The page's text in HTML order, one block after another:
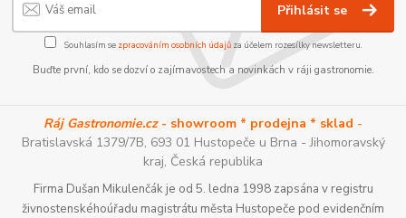
Přihlásit se
Souhlasím se zpracováním osobních údajůza účelem rozesílky newsletteru.
Buďte první, kdo se dozví o zajímavostech a novinkách v ráji gastronomie.
Ráj Gastronomie.cz- showroom * prodejna * sklad -
Bratislavská 1379/7B, 693 01 Hustopeče u Brna - Jihomoravský
kraj, Česká republika
Firma Dušan Mikulenčák je od 5. ledna 1998 zapsána v registru
živnostenskéhoúřadu magistrátu města Hustopeče pod evidenčním